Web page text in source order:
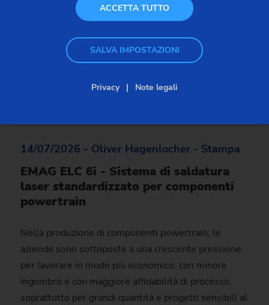
14/07/2026 - Oliver Hagenlocher - Stampa
EMAG ELC 6i - Sistema di saldatura
laser standardizzato per componenti
powertrain
Nella produzione di componenti powertrain, le
aziende sono sottoposte a una crescente pressione
per lavorare in modo più economico, con minore
ingombro e con maggiore affidabilità di processo,
soprattutto per grandi quantità e progetti sensibili al
ACCETTA TUTTO
SALVA IMPOSTAZIONI
Privacy Note legali